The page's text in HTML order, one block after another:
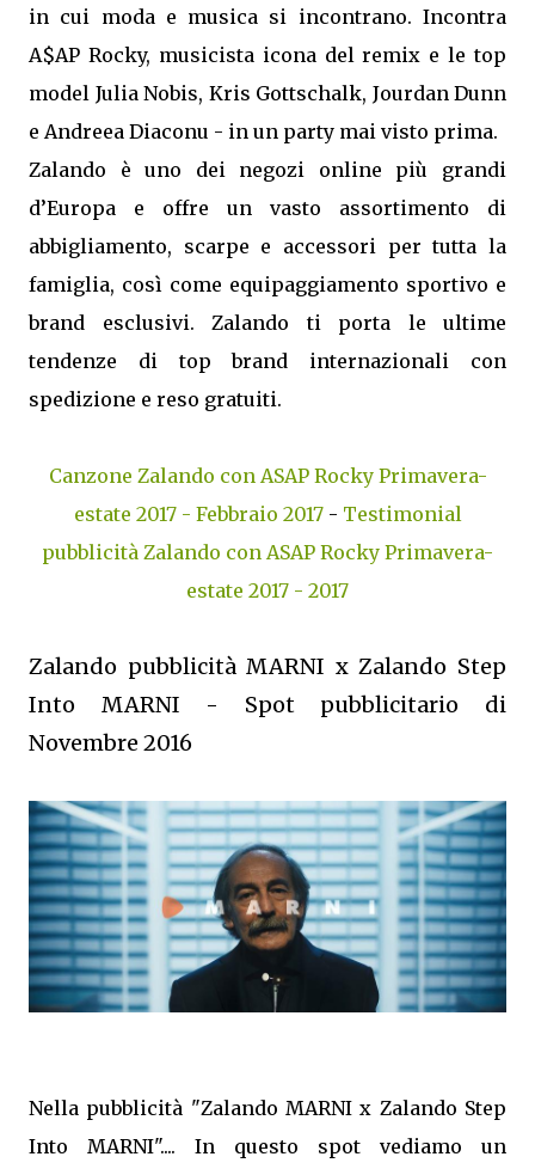
in cui moda e musica si incontrano. Incontra
A$AP Rocky, musicista icona del remix e le top
model Julia Nobis, Kris Gottschalk, Jourdan Dunn
e Andreea Diaconu - in un party mai visto prima.
Zalando è uno dei negozi online più grandi
d’Europa e offre un vasto assortimento di
abbigliamento, scarpe e accessori per tutta la
famiglia, così come equipaggiamento sportivo e
brand esclusivi. Zalando ti porta le ultime
tendenze di top brand internazionali con
spedizione e reso gratuiti.
Canzone Zalando con ASAP Rocky Primavera-
estate 2017 - Febbraio 2017- Testimonial
pubblicità Zalando con ASAP Rocky Primavera-
estate 2017 - 2017
Zalando pubblicità MARNI x Zalando Step
Into MARNI - Spot pubblicitario di
Novembre 2016
Nella pubblicità "Zalando MARNI x Zalando Step
Into MARNI".... In questo spot vediamo un